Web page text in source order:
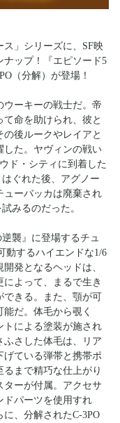
」シリーズに、SF映
ナップ！『エピソード5
（分解）が登場！
ーキーの戦士だ。帝
命を助けられ、彼と
後ルークやレイアと
した。ヤヴィンの戦い
ド・シティに到着した
ぐれた後、アグノー
ューバッカは廃棄され
みるのだった。
襲』に登場するチュ
動するハイエンドな1/6
発となるヘッドは、
よって、まるで生き
できる。また、顎が可
だ。体毛から覗く
トによる塗装が施され
ふさした体毛は、リア
げている弾帯と携帯ポ
まで精巧な仕上がり
ターが付属。アクセサ
ドパーツを使用すれ
、分解されたC-3PO